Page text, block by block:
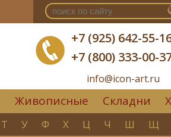
+7 (925) 642-55-
+7 (800) 333-00-
info@icon-art.ru
Живописные Складни
Т У Ф Х Ц Ч Ш Щ